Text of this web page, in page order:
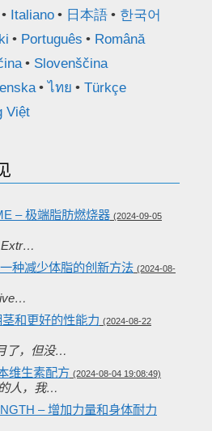
Italiano 日本語
한국어
Português
Română
Slovenščina
ไทย
Türkçe
Việt
– 极端脂肪燃烧器 (2024-09-05
Extr…
种减少体脂的创新方法 (2024-08-
和更好的性能力 (2024-08-22
了，但没…
维生素配方 (2024-08-04 19:08:49)
人，我…
– 增加力量和身体耐力